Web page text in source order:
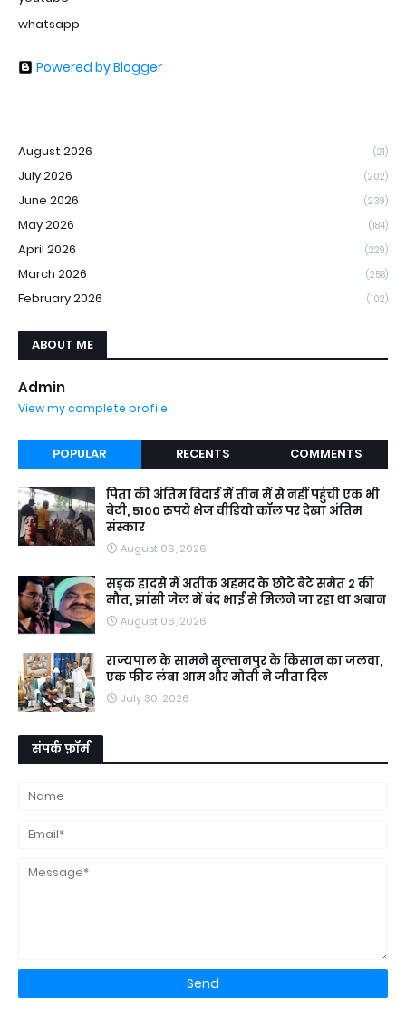
whatsapp
Powered by Blogger
August 2026 (21)
July 2026 (202)
June 2026 (239)
May 2026 (184)
April 2026 (229)
March 2026 (258)
February 2026 (102)
ABOUT ME
Admin
View my complete profile
POPULAR RECENTS COMMENTS
पिता की अंतिम विदाई में तीन में से नहीं पहुंची एक भी
बेटी, 5100 रुपये भेज वीडियो कॉल पर देखा अंतिम
संस्कार
August 06, 2026
सड़क हादसे में अतीक अहमद के छोटे बेटे समेत 2 की
मौत, झांसी जेल में बंद भाई से मिलने जा रहा था अबान
August 06, 2026
राज्यपाल के सामने सुल्तानपुर के किसान का जलवा,
एक फीट लंबा आम और मोती ने जीता दिल
July 30, 2026
संपर्क फ़ॉर्म